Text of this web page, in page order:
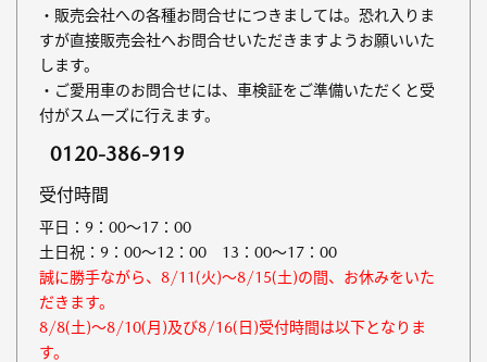
・販売会社への各種お問合せにつきましては。恐れ入りま
すが直接販売会社へお問合せいただきますようお願いいた
します。
・ご愛用車のお問合せには、車検証をご準備いただくと受
付がスムーズに行えます。
0120-386-919
受付時間
平日：9：00～17：00
土日祝：9：00～12：00 13：00～17：00
誠に勝手ながら、8/11(火)～8/15(土)の間、お休みをいた
だきます。
8/8(土)～8/10(月)及び8/16(日)受付時間は以下となりま
す。